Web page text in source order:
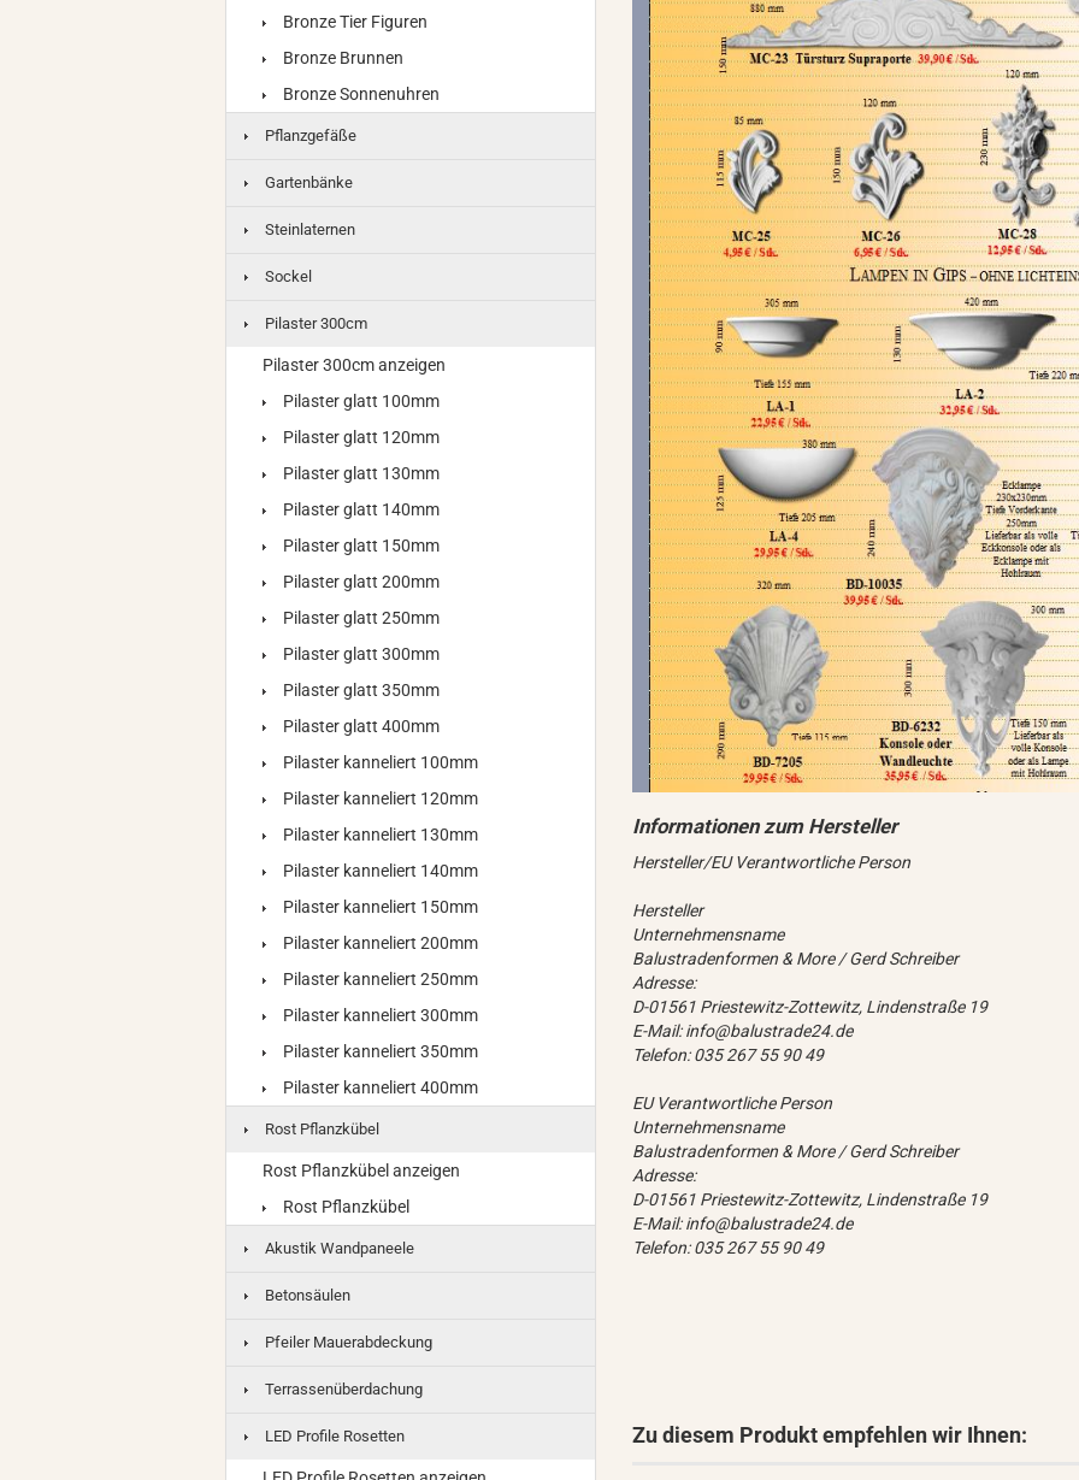
Hersteller/EU Verantwortliche Person
Hersteller
Unternehmensname
Balustradenformen & More / Gerd Schreiber
Adresse:
D-01561 Priestewitz-Zottewitz, Lindenstraße 19
E-Mail: info@balustrade24.de
Telefon: 035 267 55 90 49
EU Verantwortliche Person
Unternehmensname
Balustradenformen & More / Gerd Schreiber
Adresse:
D-01561 Priestewitz-Zottewitz, Lindenstraße 19
E-Mail: info@balustrade24.de
Telefon: 035 267 55 90 49
Zu diesem Produkt empfehlen wir Ihnen:
Bronze Tier Figuren
Bronze Brunnen
Bronze Sonnenuhren
Pflanzgefäße
Gartenbänke
Steinlaternen
Sockel
Pilaster 300cm
Pilaster 300cm anzeigen
Pilaster glatt 100mm
Pilaster glatt 120mm
Pilaster glatt 130mm
Pilaster glatt 140mm
Pilaster glatt 150mm
Pilaster glatt 200mm
Pilaster glatt 250mm
Pilaster glatt 300mm
Pilaster glatt 350mm
Pilaster glatt 400mm
Pilaster kanneliert 100mm
Pilaster kanneliert 120mm
Pilaster kanneliert 130mm
Pilaster kanneliert 140mm
Pilaster kanneliert 150mm
Pilaster kanneliert 200mm
Pilaster kanneliert 250mm
Pilaster kanneliert 300mm
Pilaster kanneliert 350mm
Pilaster kanneliert 400mm
Rost Pflanzkübel
Rost Pflanzkübel anzeigen
Rost Pflanzkübel
Akustik Wandpaneele
Betonsäulen
Pfeiler Mauerabdeckung
Terrassenüberdachung
LED Profile Rosetten